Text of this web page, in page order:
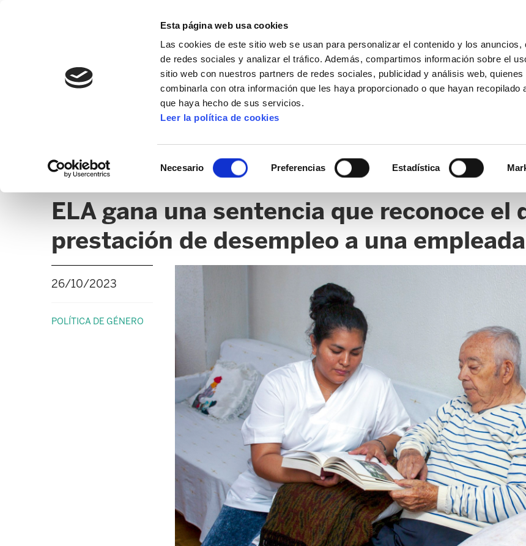
Esta página web usa cookies
Las cookies de este sitio web se usan para personalizar el contenido y los anuncios,
de redes sociales y analizar el tráfico. Además, compartimos información sobre el
sitio web con nuestros partners de redes sociales, publicidad y análisis web, quienes
combinarla con otra información que les haya proporcionado o que hayan recopilado
que haya hecho de sus servicios.
Leer la política de cookies
Necesario Preferencias Estadística
POLÍTICA DE GÉNERO
TRABAJADORAS DEL HOGAR
ELA gana una sentencia que reconoce el
prestación de desempleo a una
26/10/2023
POLÍTICA DE GÉNERO